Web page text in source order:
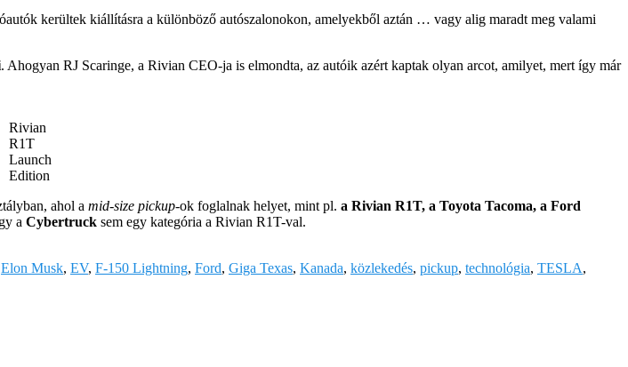
kerültek kiállításra a különböző autószalonokon, amelyekből aztán … vagy alig maradt meg valami
. Ahogyan RJ Scaringe, a Rivian CEO-ja is elmondta, az autóik azért kaptak olyan arcot, amilyet, mert így már
Rivian
R1T
Launch
Edition
ahol a mid-size pickup-ok foglalnak helyet, mint pl. a Rivian R1T, a Toyota Tacoma, a Ford
a Cybertruck sem egy kategória a Rivian R1T-val.
Elon Musk, EV, F-150 Lightning, Ford, Giga Texas, Kanada, közlekedés, pickup, technológia, TESLA,